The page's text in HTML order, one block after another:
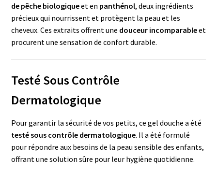
de pêche biologiqueet en panthénol, deux ingrédients
précieux qui nourrissent et protègent la peau et les
cheveux. Ces extraits offrent une douceur incomparableet
procurent une sensation de confort durable.
Testé Sous Contrôle
Dermatologique
Pour garantir la sécurité de vos petits, ce gel douche a été
testé sous contrôle dermatologique. Il a été formulé
pour répondre aux besoins de la peau sensible des enfants,
offrant une solution sûre pour leur hygiène quotidienne.